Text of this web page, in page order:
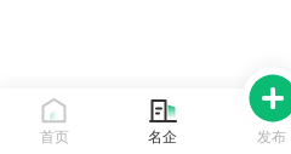
首页 名企 发布